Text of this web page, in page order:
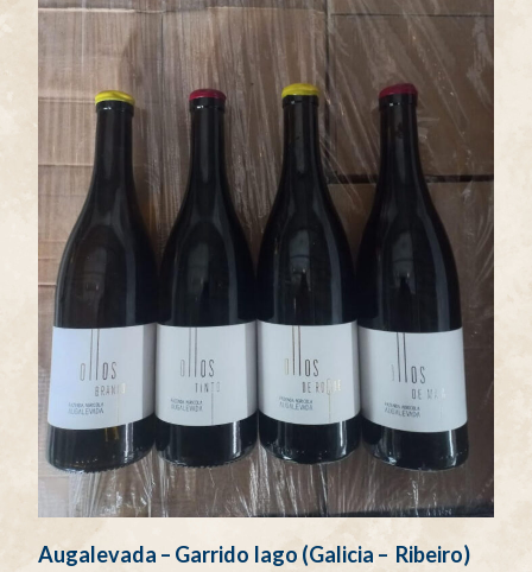
Augalevada – Garrido Iago (Galicia – Ribeiro)